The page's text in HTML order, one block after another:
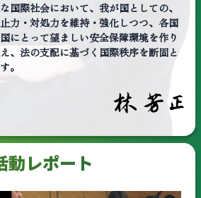
国際社会において、我が国としての、
力・対処力を維持・強化しつつ、各国
にとって望ましい安全保障環境を作り
、法の支配に基づく国際秩序を断固と
。
動レポート